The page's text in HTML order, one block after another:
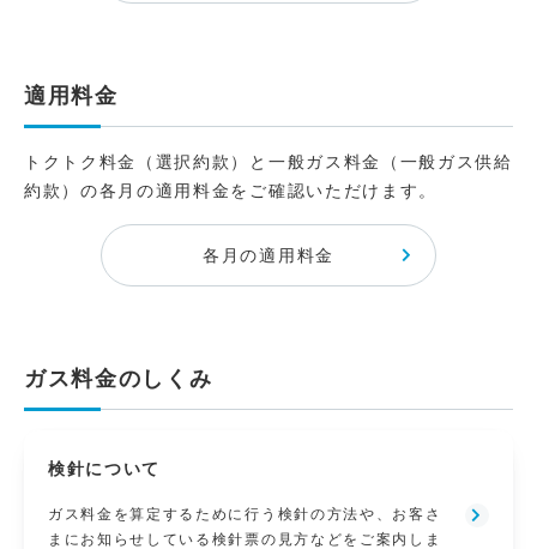
適用料金
トクトク料金（選択約款）と一般ガス料金（一般ガス供給
約款）の各月の適用料金をご確認いただけます。
各月の適用料金
ガス料金のしくみ
検針について
ガス料金を算定するために行う検針の方法や、お客さ
まにお知らせしている検針票の見方などをご案内しま